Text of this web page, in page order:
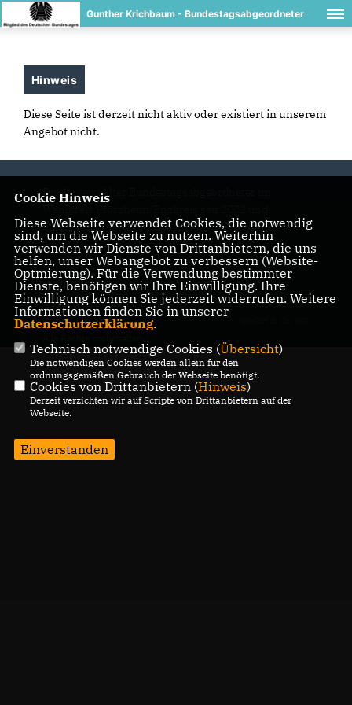
Gunther Krichbaum - Bundestagsabgeordneter
Hinweis
Diese Seite ist derzeit nicht aktiv oder existiert in unserem
Angebot nicht.
Direkt gewählter Bundestagsabgeordneter im
Staatsminister für Europa im Auswärtigen Amt
IMPRESSUM DATENSCHUTZ KONTAKT
@2026 Staatsminister Gunther
Krichbaum MdB
Realisation: Sharkness Media
Cookie Hinweis
Diese Webseite verwendet Cookies, die notwendig
sind, um die Webseite zu nutzen. Weiterhin
verwenden wir Dienste von Drittanbietern, die uns
helfen, unser Webangebot zu verbessern (Website-
Optmierung). Für die Verwendung bestimmter
Dienste, benötigen wir Ihre Einwilligung. Ihre
Einwilligung können Sie jederzeit widerrufen. Weitere
Informationen finden Sie in unserer
Datenschutzerklärung.
Technisch notwendige Cookies (Übersicht)
Die notwendigen Cookies werden allein für den
ordnungsgemäßen Gebrauch der Webseite benötigt.
Cookies von Drittanbietern (Hinweis)
Derzeit verzichten wir auf Scripte von Drittanbietern auf der
Webseite.
Einverstanden